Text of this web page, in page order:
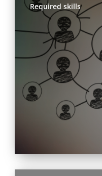
Required skills